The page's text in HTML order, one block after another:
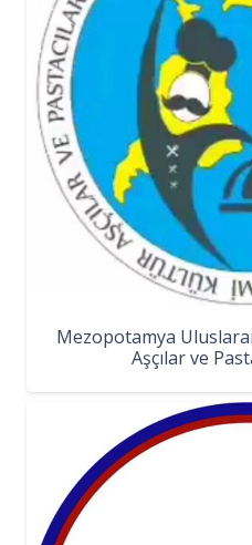
Mezopotamya
Aşçılar ve